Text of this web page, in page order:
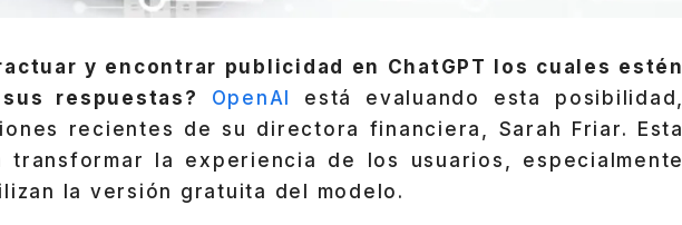
y encontrar publicidad en ChatGPT los cuales estén
respuestas?
OpenAI
está evaluando esta posibilidad,
recientes de su directora financiera, Sarah Friar. Esta
transformar la experiencia de los usuarios, especialmente
la versión gratuita del modelo.